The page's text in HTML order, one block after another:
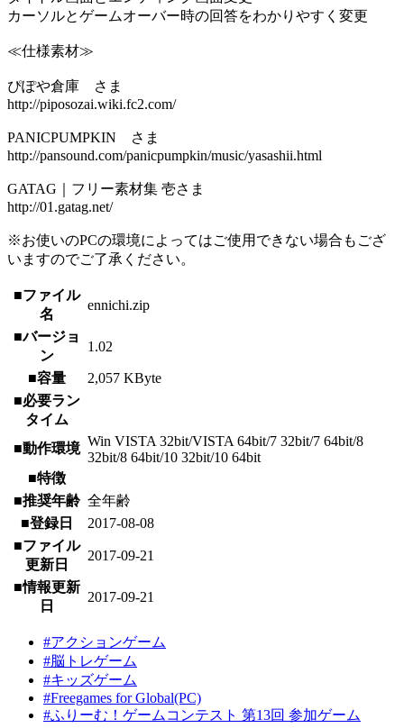
カーソルとゲームオーバー時の回答をわかりやすく変更
≪仕様素材≫
ぴぽや倉庫 さま
http://piposozai.wiki.fc2.com/
PANICPUMPKIN さま
http://pansound.com/panicpumpkin/music/yasashii.html
GATAG｜フリー素材集 壱さま
http://01.gatag.net/
※お使いのPCの環境によってはご使用できない場合もござ
いますのでご了承ください。
■ファイル
名
ennichi.zip
■バージョ
ン
1.02
■容量
2,057 KByte
■必要ラン
タイム
■動作環境 Win VISTA 32bit/VISTA 64bit/7 32bit/7 64bit/8
32bit/8 64bit/10 32bit/10 64bit
■特徴
■推奨年齢 全年齢
■登録日
2017-08-08
■ファイル
更新日
2017-09-21
■情報更新
日
2017-09-21
#アクションゲーム
#脳トレゲーム
#キッズゲーム
#Freegames for Global(PC)
#ふりーむ！ゲームコンテスト 第13回 参加ゲーム